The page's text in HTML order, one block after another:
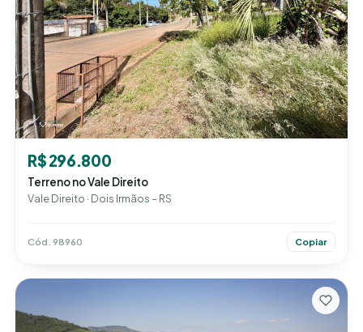
R$ 296.800
Terreno no Vale Direito
Vale Direito · Dois Irmãos – RS
Cód. 98960 Copiar